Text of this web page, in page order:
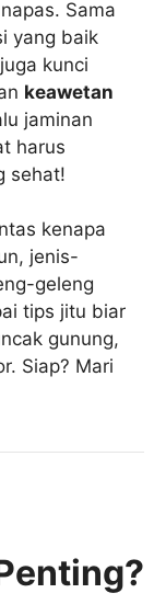
Sama
yang baik
kunci
keawetan
jaminan
harus
sehat!
kenapa
jenis-
geleng
tips jitu biar
gunung,
Siap? Mari